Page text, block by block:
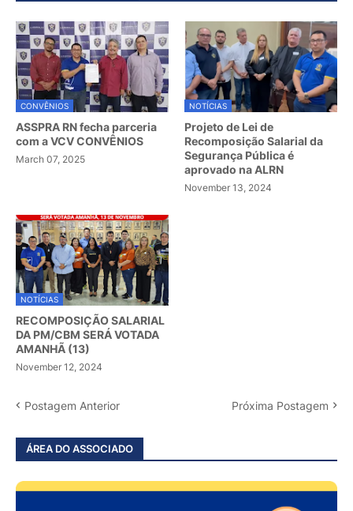
CONVÊNIOS
ASSPRA RN fecha parceria
com a VCV CONVÊNIOS
March 07, 2025
NOTÍCIAS
Projeto de Lei de
Recomposição Salarial da
Segurança Pública é
aprovado na ALRN
November 13, 2024
NOTÍCIAS
RECOMPOSIÇÃO SALARIAL
DA PM/CBM SERÁ VOTADA
AMANHÃ (13)
November 12, 2024
Postagem Anterior Próxima Postagem
ÁREA DO ASSOCIADO